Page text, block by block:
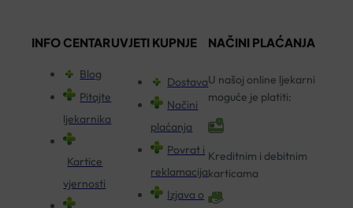
INFO CENTAR
Blog
Pitajte
ljekarnika
Kartice
vjernosti
UVJETI KUPNJE
Dostava
Načini
plaćanja
Povrat i
reklamacija
Izjava o
NAČINI PLAĆANJA
U našoj online ljekarni
moguće je platiti:
Kreditnim i debitnim
karticama